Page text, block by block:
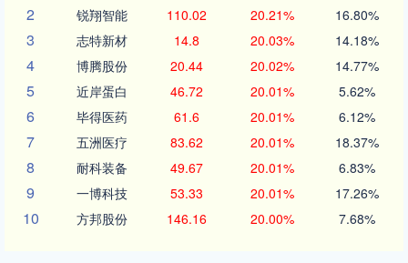
2 锐翔智能 110.02 20.21% 16.80%
3 志特新材 14.8 20.03% 14.18%
4 博腾股份 20.44 20.02% 14.77%
5 近岸蛋白 46.72 20.01% 5.62%
6 毕得医药 61.6 20.01% 6.12%
7 五洲医疗 83.62 20.01% 18.37%
8 耐科装备 49.67 20.01% 6.83%
9 一博科技 53.33 20.01% 17.26%
10 方邦股份 146.16 20.00% 7.68%